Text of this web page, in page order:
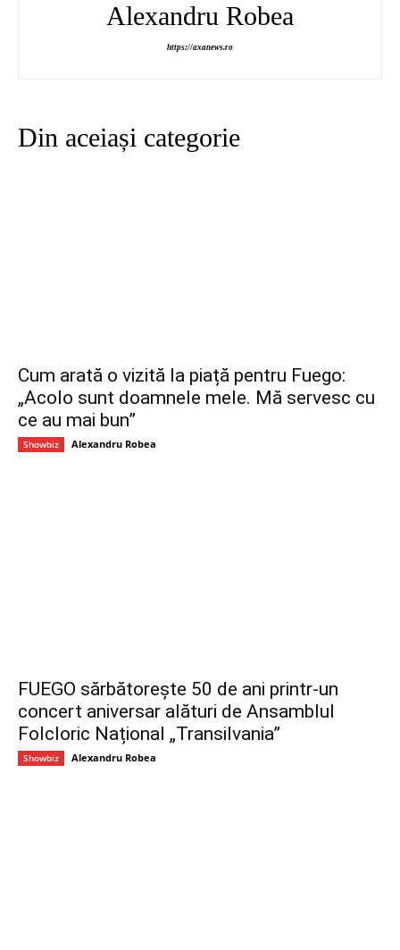
Alexandru Robea
https://axanews.ro
Din aceiași categorie
Cum arată o vizită la piață pentru Fuego:
„Acolo sunt doamnele mele. Mă servesc cu
ce au mai bun”
Showbiz Alexandru Robea
FUEGO sărbătorește 50 de ani printr-un
concert aniversar alături de Ansamblul
Folcloric Național „Transilvania”
Showbiz Alexandru Robea